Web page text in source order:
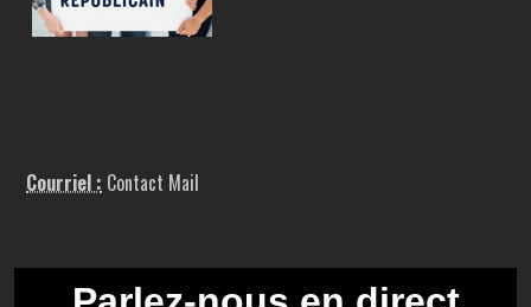
Courriel : Contact Mail